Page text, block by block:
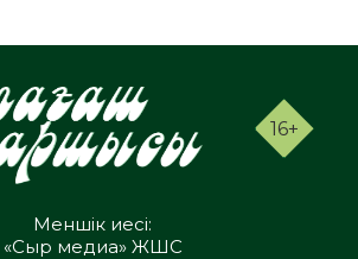
16+
Меншік иесі:
«Сыр медиа» ЖШС